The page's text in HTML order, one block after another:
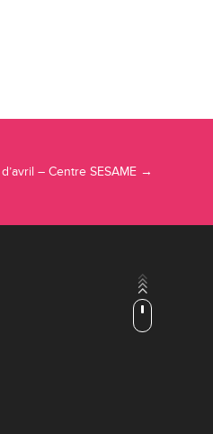
– Centre SESAME →